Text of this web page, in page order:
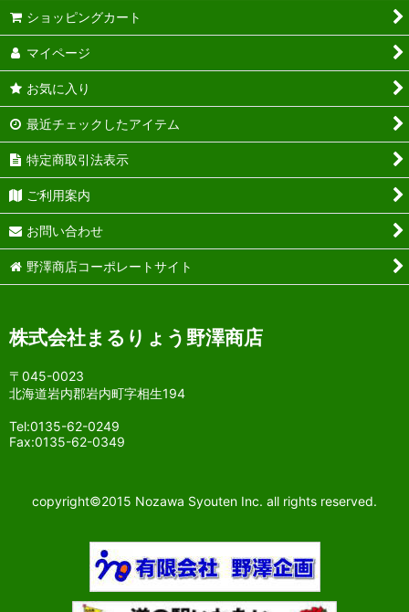
ショッピングカート
マイページ
お気に入り
最近チェックしたアイテム
特定商取引法表示
ご利用案内
お問い合わせ
野澤商店コーポレートサイト
株式会社まるりょう野澤商店
〒045-0023
北海道岩内郡岩内町字相生194
Tel:0135-62-0249
Fax:0135-62-0349
copyright©2015 Nozawa Syouten Inc. all rights reserved.